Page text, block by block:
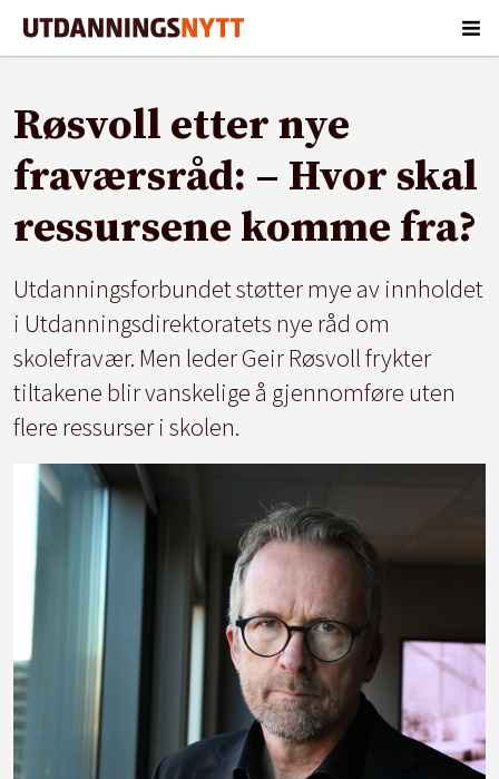
Røsvoll etter nye
fraværsråd: – Hvor skal
ressursene komme fra?
Utdanningsforbundet støtter mye av innholdet
i Utdanningsdirektoratets nye råd om
skolefravær. Men leder Geir Røsvoll frykter
tiltakene blir vanskelige å gjennomføre uten
flere ressurser i skolen.